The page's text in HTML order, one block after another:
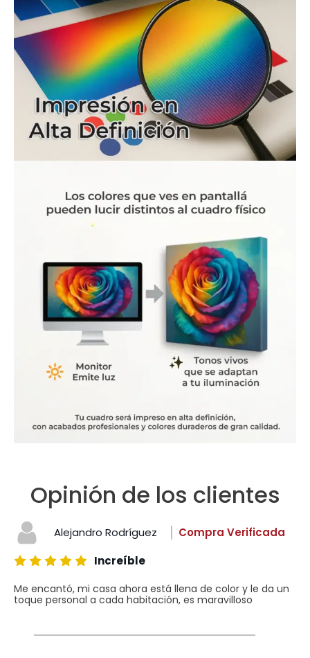
Opinión de los clientes
Alejandro Rodríguez
Compra Verificada
Increíble
Me encantó, mi casa ahora está llena de color y le da un
toque personal a cada habitación, es maravilloso